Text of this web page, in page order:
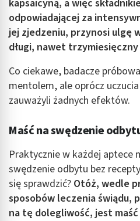
kapsaicyną, a więc
odpowiadającej za
jej zjedzeniu, przynosi ulgę
długi, nawet
Co ciekawe, badacze
mentolem, ale oprócz
zauważyli żadnych efektów.
Maść na swędzenie
Praktycznie w każdej aptece
swędzenie odbytu bez
się sprawdzić? Otóż, wedle
sposobów leczenia świądu,
na tę dolegliwość, jest